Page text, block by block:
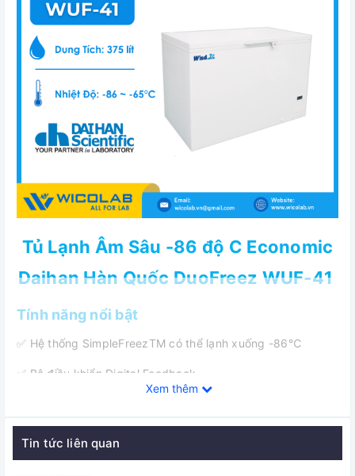
Tủ Lạnh Âm Sâu -86 độ C Economic
Daihan Hàn Quốc DuoFreez WUF-41
Tính năng nổi bật
✅ Hệ thống SimpleFreezTM có thể lạnh xuống -86℃
✅ Bộ điều khiển Digital Feedback
✅ Sử dụng chất làm lạnh CFC-free
Xem thêm
Tin tức liên quan